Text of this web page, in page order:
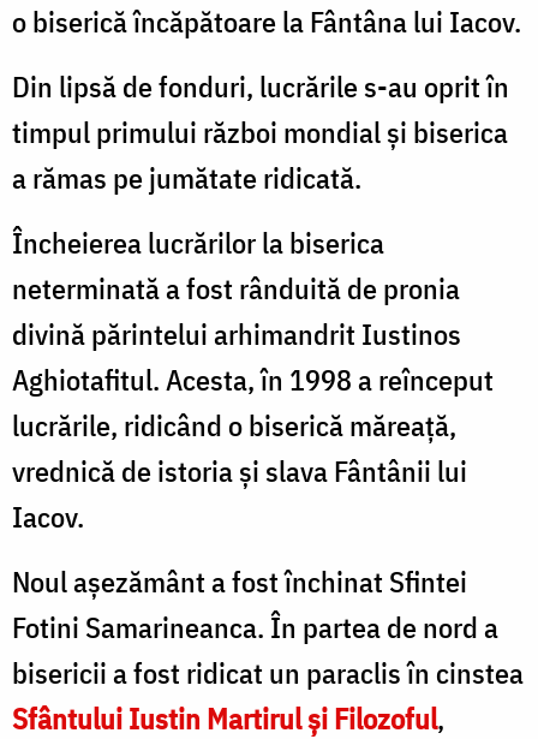
o biserică încăpătoare la Fântâna lui Iacov.
Din lipsă de fonduri, lucrările s-au oprit în
timpul primului război mondial şi biserica
a rămas pe jumătate ridicată.
Încheierea lucrărilor la biserica
neterminată a fost rânduită de pronia
divină părintelui arhimandrit Iustinos
Aghiotafitul. Acesta, în 1998 a reînceput
lucrările, ridicând o biserică măreaţă,
vrednică de istoria şi slava Fântânii lui
Iacov.
Noul aşezământ a fost închinat Sfintei
Fotini Samarineanca. În partea de nord a
bisericii a fost ridicat un paraclis în cinstea
Sfântului Iustin Martirul şi Filozoful,